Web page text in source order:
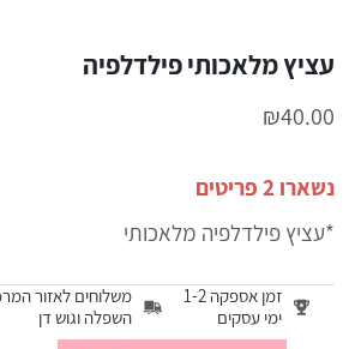
עציץ מלאכותי פילדלפיה
₪40.00
נשארו 2 פריטים
*עציץ פילדלפיה מלאכותי
זמן אספקה 1-2
ימי עסקים
משלוחים לאזור
השפלה וגוש דן